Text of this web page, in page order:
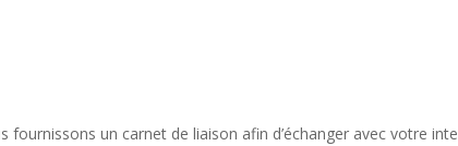
fournissons un carnet de liaison afin d’échanger avec votre